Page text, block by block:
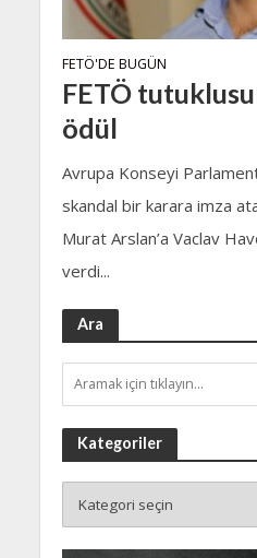
FETÖ'DE BUGÜN
FETÖ
ödül
Avrupa Konseyi
skandal bir karara imza
Murat Arslan’a Vaclav
verdi...
Ara
Kategoriler